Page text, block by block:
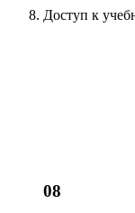
Доступ к
08